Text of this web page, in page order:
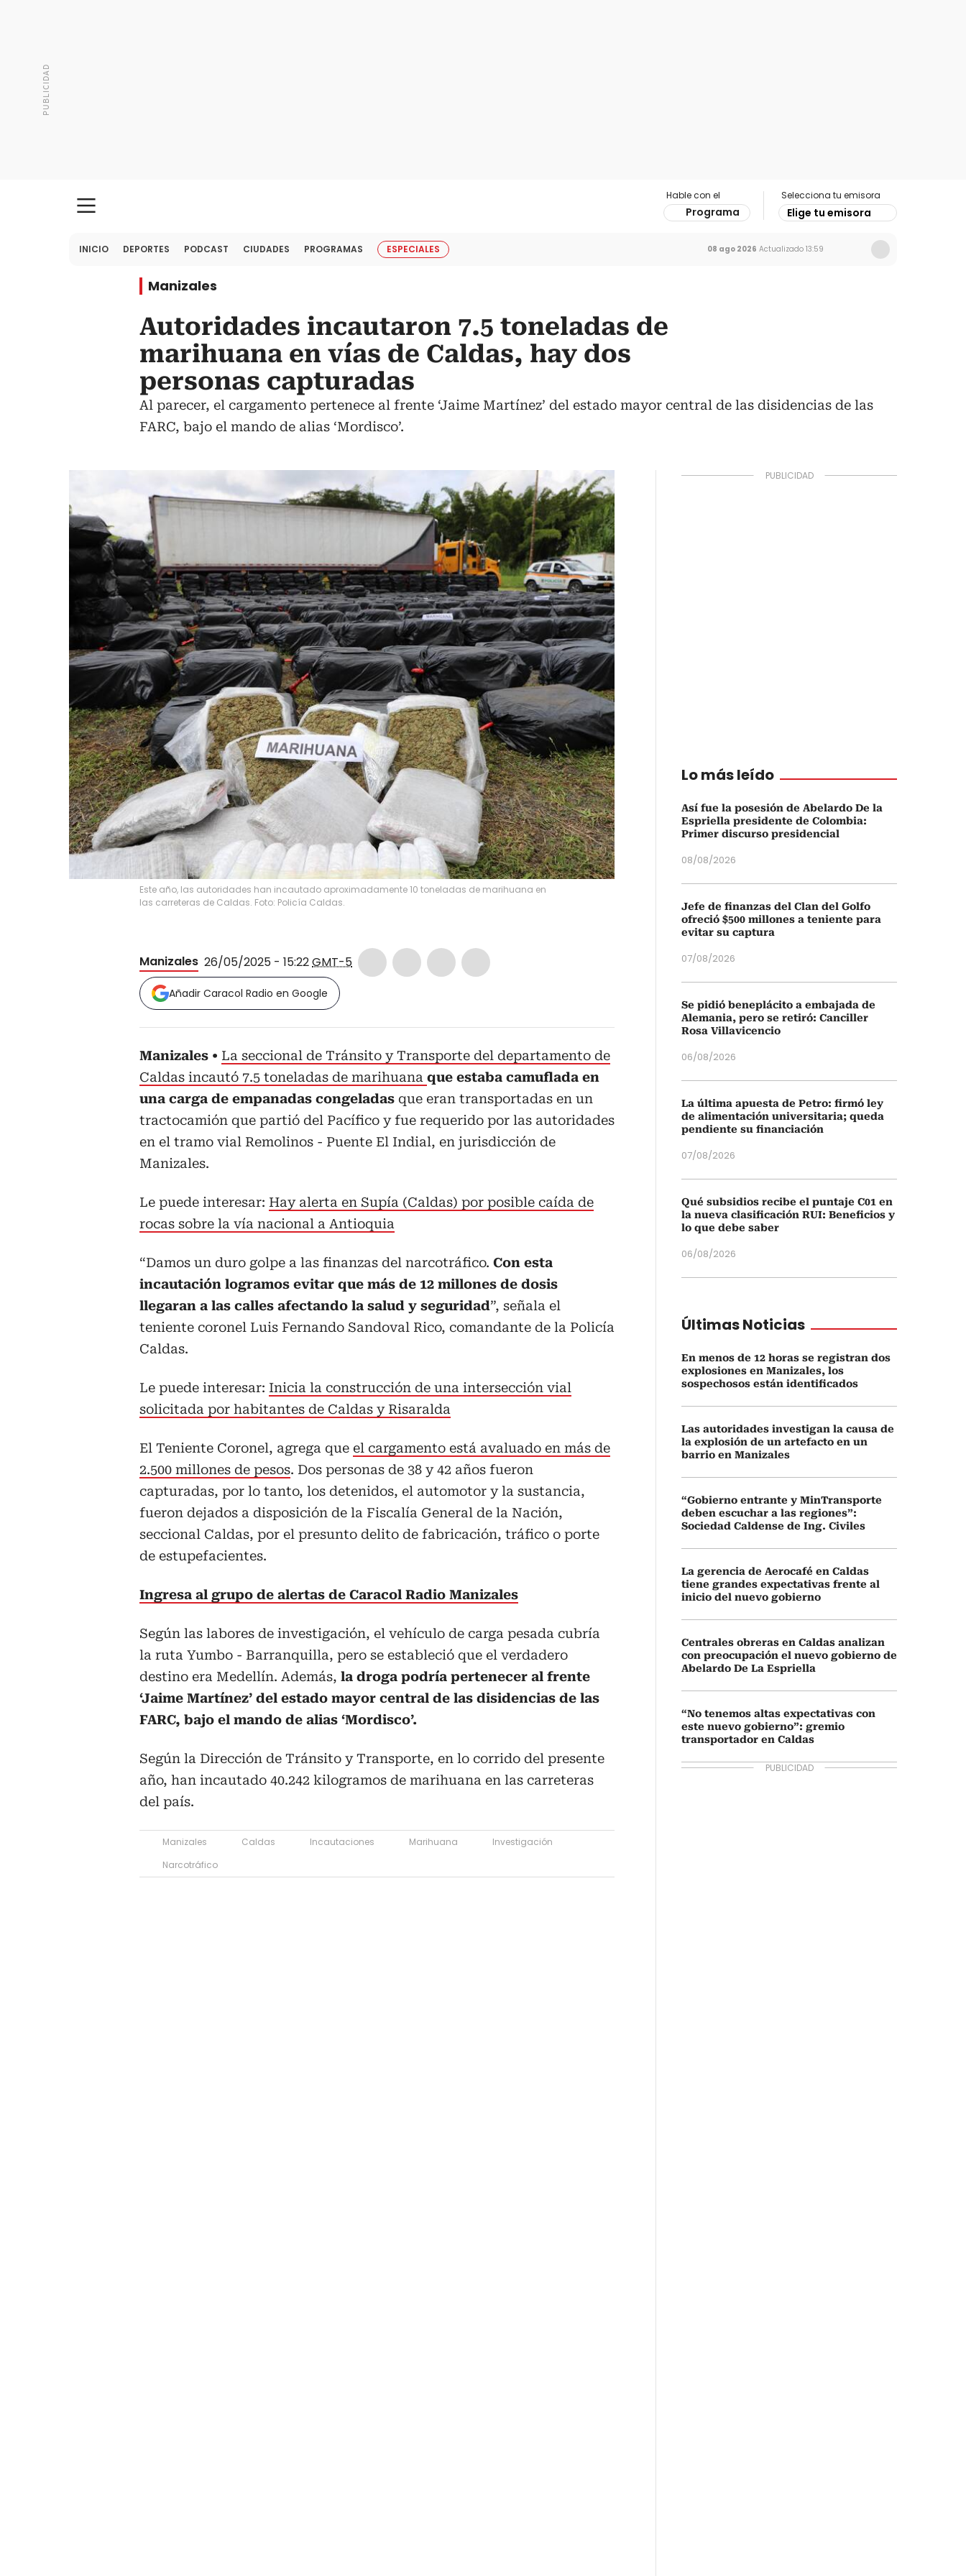
Hable con el
Programa
Selecciona tu emisora
Elige tu emisora
INICIO DEPORTES PODCAST CIUDADES PROGRAMAS ESPECIALES 08 ago 2026 Actualizado 13:59
Manizales
Autoridades incautaron 7.5 toneladas de
marihuana en vías de Caldas, hay dos
personas capturadas
Al parecer, el cargamento pertenece al frente ‘Jaime Martínez’ del estado mayor central de las disidencias de las
FARC, bajo el mando de alias ‘Mordisco’.
Este año, las autoridades han incautado aproximadamente 10 toneladas de marihuana en
las carreteras de Caldas. Foto: Policía Caldas.
Manizales 26/05/2025 - 15:22GMT-5
Añadir Caracol Radio en Google
Manizales
La seccional de Tránsito y Transporte del departamento de
Caldas incautó 7.5 toneladas de marihuana que estaba camuflada en
una carga de empanadas congeladas que eran transportadas en un
tractocamión que partió del Pacífico y fue requerido por las autoridades
en el tramo vial Remolinos - Puente El Indial, en jurisdicción de
Manizales.
Le puede interesar: Hay alerta en Supía (Caldas) por posible caída de
rocas sobre la vía nacional a Antioquia
“Damos un duro golpe a las finanzas del narcotráfico. Con esta
incautación logramos evitar que más de 12 millones de dosis
llegaran a las calles afectando la salud y seguridad”, señala el
teniente coronel Luis Fernando Sandoval Rico, comandante de la Policía
Caldas.
Le puede interesar: Inicia la construcción de una intersección vial
solicitada por habitantes de Caldas y Risaralda
El Teniente Coronel, agrega que el cargamento está avaluado en más de
2.500 millones de pesos. Dos personas de 38 y 42 años fueron
capturadas, por lo tanto, los detenidos, el automotor y la sustancia,
fueron dejados a disposición de la Fiscalía General de la Nación,
seccional Caldas, por el presunto delito de fabricación, tráfico o porte
de estupefacientes.
Ingresa al grupo de alertas de Caracol Radio Manizales
Según las labores de investigación, el vehículo de carga pesada cubría
la ruta Yumbo - Barranquilla, pero se estableció que el verdadero
destino era Medellín. Además, la droga podría pertenecer al frente
‘Jaime Martínez’ del estado mayor central de las disidencias de las
FARC, bajo el mando de alias ‘Mordisco’.
Según la Dirección de Tránsito y Transporte, en lo corrido del presente
año, han incautado 40.242 kilogramos de marihuana en las carreteras
del país.
Manizales Caldas Incautaciones Marihuana
Investigación
Narcotráfico
Lo más leído
Así fue la posesión de Abelardo De la
Espriella presidente de Colombia:
Primer discurso presidencial
08/08/2026
Jefe de finanzas del Clan del Golfo
ofreció $500 millones a teniente para
evitar su captura
07/08/2026
Se pidió beneplácito a embajada de
Alemania, pero se retiró: Canciller
Rosa Villavicencio
06/08/2026
La última apuesta de Petro: firmó ley
de alimentación universitaria; queda
pendiente su financiación
07/08/2026
Qué subsidios recibe el puntaje C01 en
la nueva clasificación RUI: Beneficios y
lo que debe saber
06/08/2026
Últimas Noticias
En menos de 12 horas se registran dos
explosiones en Manizales, los
sospechosos están identificados
Las autoridades investigan la causa de
la explosión de un artefacto en un
barrio en Manizales
“Gobierno entrante y MinTransporte
deben escuchar a las regiones”:
Sociedad Caldense de Ing. Civiles
La gerencia de Aerocafé en Caldas
tiene grandes expectativas frente al
inicio del nuevo gobierno
Centrales obreras en Caldas analizan
con preocupación el nuevo gobierno de
Abelardo De La Espriella
“No tenemos altas expectativas con
este nuevo gobierno”: gremio
transportador en Caldas